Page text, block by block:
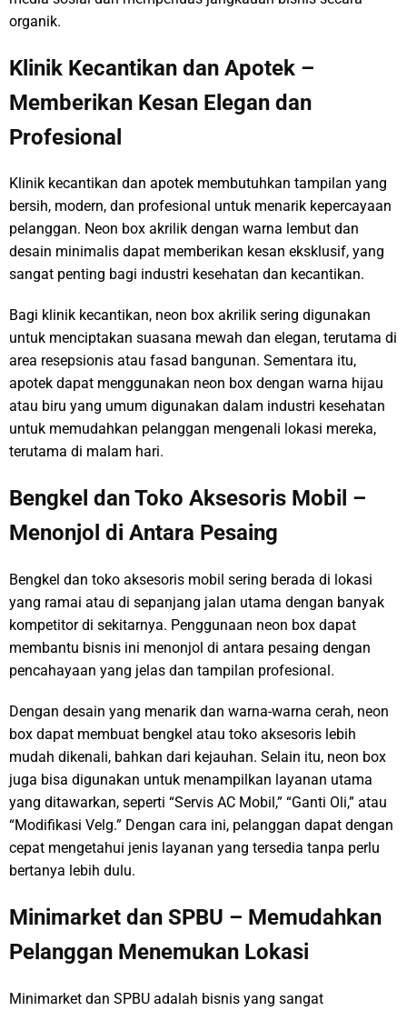
organik.
Klinik Kecantikan dan Apotek –
Memberikan Kesan Elegan dan
Profesional
Klinik kecantikan dan apotek membutuhkan tampilan yang
bersih, modern, dan profesional untuk menarik kepercayaan
pelanggan. Neon box akrilik dengan warna lembut dan
desain minimalis dapat memberikan kesan eksklusif, yang
sangat penting bagi industri kesehatan dan kecantikan.
Bagi klinik kecantikan, neon box akrilik sering digunakan
untuk menciptakan suasana mewah dan elegan, terutama di
area resepsionis atau fasad bangunan. Sementara itu,
apotek dapat menggunakan neon box dengan warna hijau
atau biru yang umum digunakan dalam industri kesehatan
untuk memudahkan pelanggan mengenali lokasi mereka,
terutama di malam hari.
Bengkel dan Toko Aksesoris Mobil –
Menonjol di Antara Pesaing
Bengkel dan toko aksesoris mobil sering berada di lokasi
yang ramai atau di sepanjang jalan utama dengan banyak
kompetitor di sekitarnya. Penggunaan neon box dapat
membantu bisnis ini menonjol di antara pesaing dengan
pencahayaan yang jelas dan tampilan profesional.
Dengan desain yang menarik dan warna-warna cerah, neon
box dapat membuat bengkel atau toko aksesoris lebih
mudah dikenali, bahkan dari kejauhan. Selain itu, neon box
juga bisa digunakan untuk menampilkan layanan utama
yang ditawarkan, seperti “Servis AC Mobil,” “Ganti Oli,” atau
“Modifikasi Velg.” Dengan cara ini, pelanggan dapat dengan
cepat mengetahui jenis layanan yang tersedia tanpa perlu
bertanya lebih dulu.
Minimarket dan SPBU – Memudahkan
Pelanggan Menemukan Lokasi
Minimarket dan SPBU adalah bisnis yang sangat